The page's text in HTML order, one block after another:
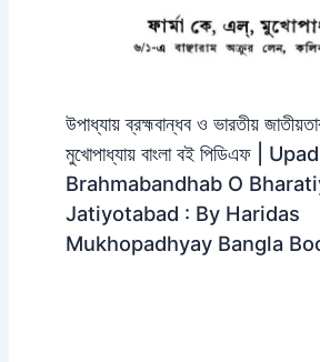
উপাধ্যায় ব্রহ্মবান্ধব ও ভারতীয়
মুখোপাধ্যায় বাংলা বই পিডিএফ |
Brahmabandhab O
Jatiyotabad : By Haridas
Mukhopadhyay Bangla